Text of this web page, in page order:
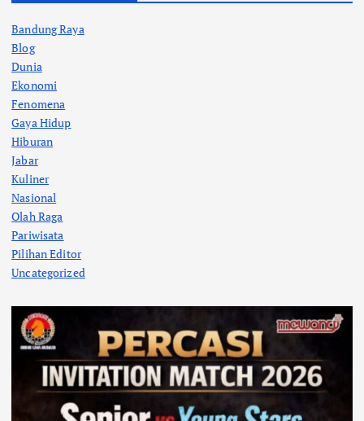
Bandung Raya
Blog
Dunia
Ekonomi
Fenomena
Gaya Hidup
Hiburan
Jabar
Kuliner
Nasional
Olah Raga
Pariwisata
Pilihan Editor
Uncategorized